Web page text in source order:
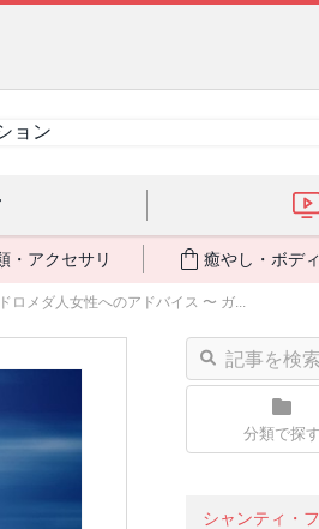
・アクセサリ 癒やし・ボデ
ロメダ人女性へのアドバイス 〜 ガ...
分類で探す
シャンティ・